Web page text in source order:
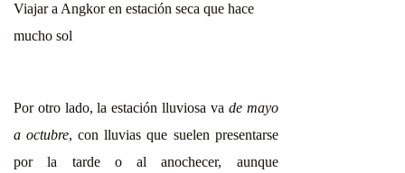
Viajar a Angkor en estación seca que hace
mucho sol
Por otro lado, la estación lluviosa va de mayo
a octubre, con lluvias que suelen presentarse
por la tarde o al anochecer, aunque